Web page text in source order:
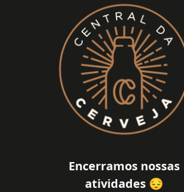
Encerramos nossas
atividades 😔